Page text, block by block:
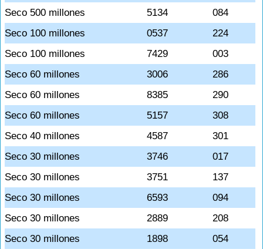
Seco 500 millones
5134
084
Seco 100 millones
0537
224
Seco 100 millones
7429
003
Seco 60 millones
3006
286
Seco 60 millones
8385
290
Seco 60 millones
5157
308
Seco 40 millones
4587
301
Seco 30 millones
3746
017
Seco 30 millones
3751
137
Seco 30 millones
6593
094
Seco 30 millones
2889
208
Seco 30 millones
1898
054